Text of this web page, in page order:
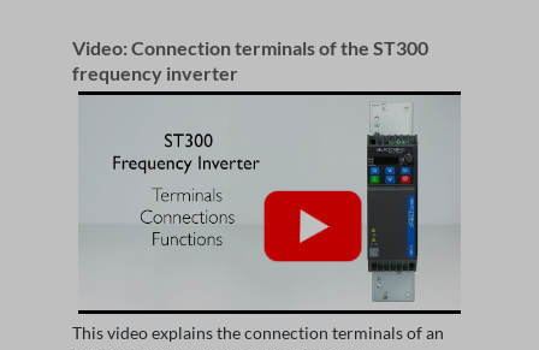
Video: Connection terminals of the ST300
frequency inverter
This video explains the connection terminals of an